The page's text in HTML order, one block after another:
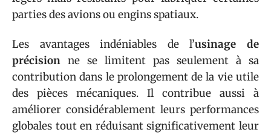
parties des avions ou engins spatiaux.
Les avantages indéniables de l’usinage de
précision ne se limitent pas seulement à sa
contribution dans le prolongement de la vie utile
des pièces mécaniques. Il contribue aussi à
améliorer considérablement leurs performances
globales tout en réduisant significativement leur